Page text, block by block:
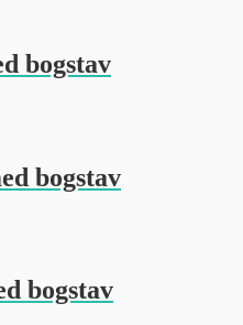
bogstav
bogstav
bogstav